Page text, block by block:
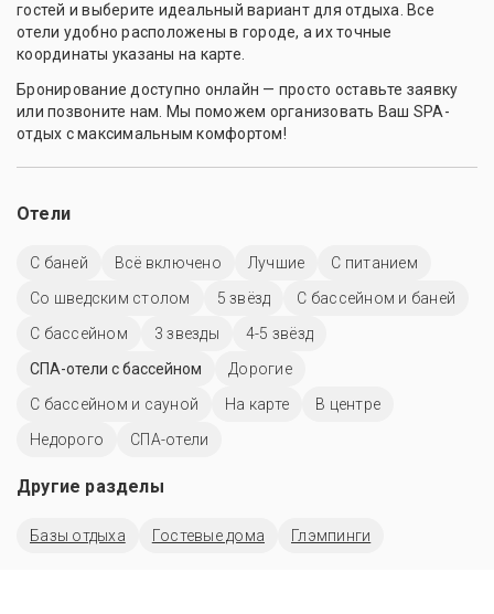
гостей и выберите идеальный вариант для отдыха. Все
отели удобно расположены в городе, а их точные
координаты указаны на карте.
Бронирование доступно онлайн — просто оставьте заявку
или позвоните нам. Мы поможем организовать Ваш SPA-
отдых с максимальным комфортом!
Отели
С баней Всё включено Лучшие
С питанием
Со шведским столом
5 звёзд
С бассейном и баней
C бассейном
3 звезды
4-5 звёзд
СПА-отели с бассейном
Дорогие
С бассейном и сауной
На карте
В центре
Недорого
СПА-отели
Другие разделы
Базы отдыха Гостевые дома Глэмпинги